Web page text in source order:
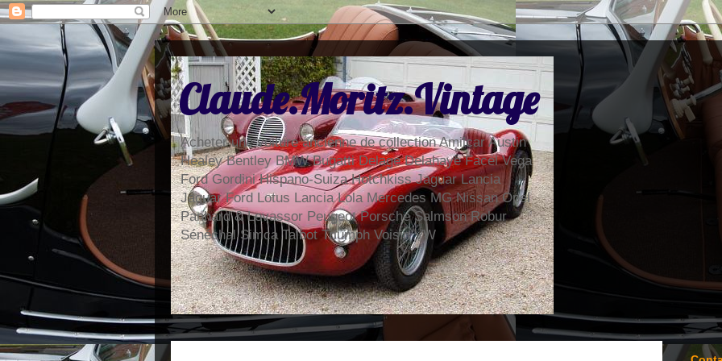
Claude.Moritz.Vintage
Acheter une voiture ancienne de collection Amilcar Austin
Healey Bentley BMW Bugatti Delage Delahaye Facel Vega
Ford Gordini Hispano-Suiza Hotchkiss Jaguar Lancia
Jaguar Ford Lotus Lancia Lola Mercedes MG Nissan Opel
Panhard & Levassor Peugeot Porsche Salmson Robur
Sénéchal Simca Talbot Triumph Voisin VW